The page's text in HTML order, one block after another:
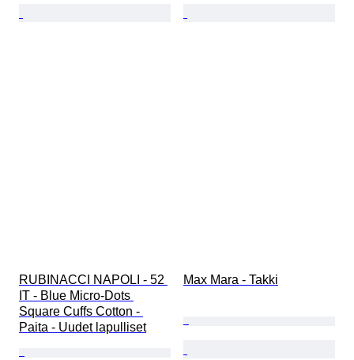
RUBINACCI NAPOLI - 52
IT - Blue Micro-Dots
Square Cuffs Cotton -
Paita - Uudet lapulliset
Max Mara - Takki